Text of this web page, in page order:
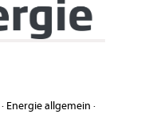
· Energie allgemein ·